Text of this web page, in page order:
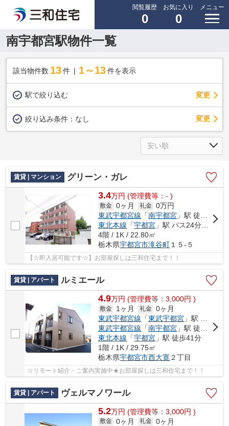
閲覧履歴
0
お気に入り
0
メニュー
南宇都宮駅物件一覧
該当物件数 13件 1～13 件を表示
駅で絞り込む 変更
絞り込み条件： なし 変更
賃貸 | マンション グリーン・ガレ
3.4万円 (管理費等：- )
敷金 0ヶ月 礼金 0万円
東武宇都宮線 「南宇都宮 」駅 徒歩19分
東北本線 「宇都宮 」駅 バス24分 「滝谷町」 停歩2分
4階 / 1K / 22.80㎡
栃木県宇都宮市滝谷町１５-５
【☆即入居可能です☆】お部屋探しは三和住宅まで！！
賃貸 | アパート ルミエール
4.9万円 (管理費等：3,000円 )
敷金 1ヶ月 礼金 0ヶ月
東武宇都宮線 「東武宇都宮 」駅 徒歩18分
東武宇都宮線 「南宇都宮 」駅 徒歩31分
東北本線 「宇都宮 」駅 徒歩41分
1階 / 1K / 29.75㎡
栃木県宇都宮市西大寛２丁目
☆リモート紹介・ご案内実施中★お部屋探しは三和住宅まで！！
賃貸 | アパート ヴェルマノワール
5.2万円 (管理費等：3,000円 )
敷金 0ヶ月 礼金 0ヶ月